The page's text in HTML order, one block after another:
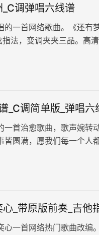
调弹唱六线谱
的一首网络歌曲。《还有
法，变调夹夹三品。高
_C调简单版_弹唱六
一首治愈歌曲，歌声婉转
皆圆满，愿我们每一个人
_带原版前奏_吉他
心一首网络热门歌曲改编